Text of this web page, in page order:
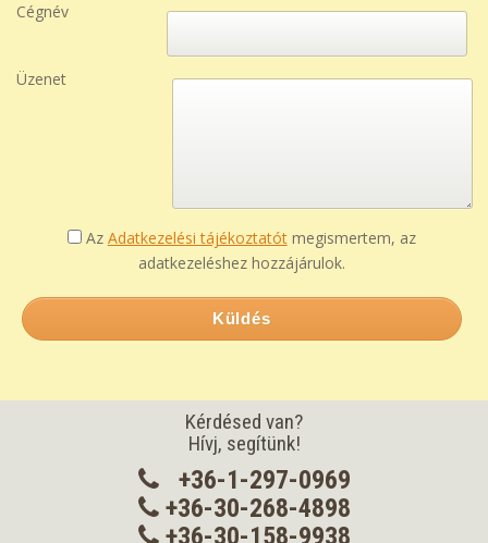
Cégnév
Üzenet
Az Adatkezelési tájékoztatótmegismertem, az
adatkezeléshez hozzájárulok.
Küldés
Kérdésed van?
Hívj, segítünk!
+36-1-297-0969
+36-30-268-4898
+36-30-158-9938